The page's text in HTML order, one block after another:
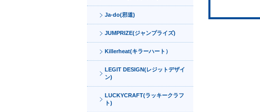
Ja-do(邪道)
JUMPRIZE(ジャンプライズ)
Killerheat(キラーハート）
LEGIT DESIGN(レジットデザイ
ン)
LUCKYCRAFT(ラッキークラフ
ト)